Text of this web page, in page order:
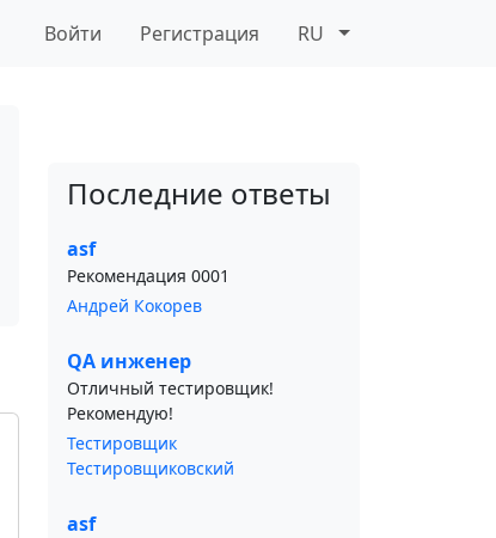
Войти Регистрация RU
Последние ответы
asf
Рекомендация 0001
Андрей Кокорев
QA инженер
Отличный тестировщик!
Рекомендую!
Тестировщик
Тестировщиковский
asf